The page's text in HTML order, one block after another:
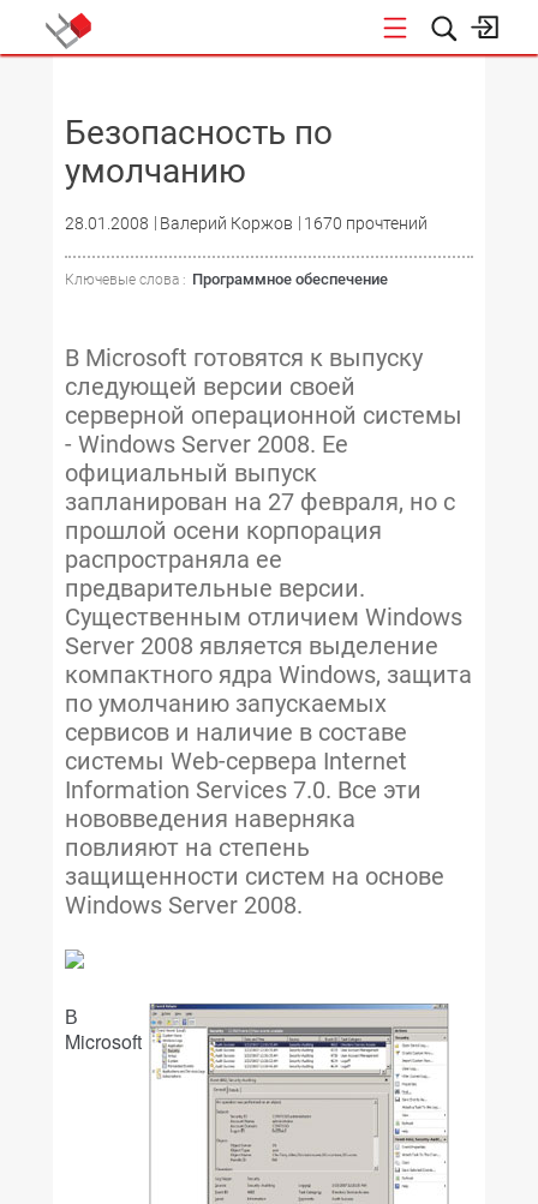
Безопасность по
умолчанию
28.01.2008 Валерий Коржов 1670 прочтений
Ключевые слова : Программное обеспечение
В Microsoft готовятся к выпуску
следующей версии своей
серверной операционной системы
- Windows Server 2008. Ее
официальный выпуск
запланирован на 27 февраля, но с
прошлой осени корпорация
распространяла ее
предварительные версии.
Существенным отличием Windows
Server 2008 является выделение
компактного ядра Windows, защита
по умолчанию запускаемых
сервисов и наличие в составе
системы Web-сервера Internet
Information Services 7.0. Все эти
нововведения наверняка
повлияют на степень
защищенности систем на основе
Windows Server 2008.
В
Microsoft